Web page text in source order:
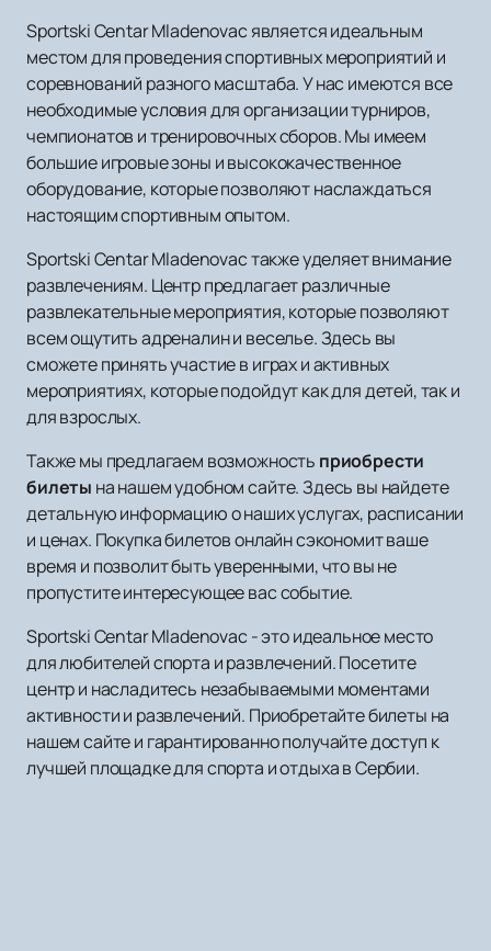
Sportski Centar Mladenovac является идеальным
местом для проведения спортивных мероприятий и
соревнований разного масштаба. У нас имеются все
необходимые условия для организации турниров,
чемпионатов и тренировочных сборов. Мы имеем
большие игровые зоны и высококачественное
оборудование, которые позволяют наслаждаться
настоящим спортивным опытом.
Sportski Centar Mladenovac также уделяет внимание
развлечениям. Центр предлагает различные
развлекательные мероприятия, которые позволяют
всем ощутить адреналин и веселье. Здесь вы
сможете принять участие в играх и активных
мероприятиях, которые подойдут как для детей, так и
для взрослых.
Также мы предлагаем возможность приобрести
билеты на нашем удобном сайте. Здесь вы найдете
детальную информацию о наших услугах, расписании
и ценах. Покупка билетов онлайн сэкономит ваше
время и позволит быть уверенными, что вы не
пропустите интересующее вас событие.
Sportski Centar Mladenovac - это идеальное место
для любителей спорта и развлечений. Посетите
центр и насладитесь незабываемыми моментами
активности и развлечений. Приобретайте билеты на
нашем сайте и гарантированно получайте доступ к
лучшей площадке для спорта и отдыха в Сербии.